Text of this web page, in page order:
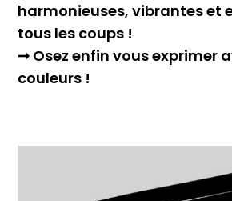
harmonieuses, vibrantes et
tous les coups !
➞ Osez enfin vous exprimer
couleurs !